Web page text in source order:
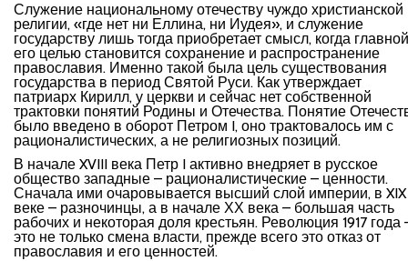
Служение национальному отечеству чуждо христианской
религии, «где нет ни Еллина, ни Иудея», и служение
государству лишь тогда приобретает смысл, когда главной
его целью становится сохранение и распространение
православия. Именно такой была цель существования
государства в период Святой Руси. Как утверждает
патриарх Кирилл, у церкви и сейчас нет собственной
трактовки понятий Родины и Отечества. Понятие
было введено в оборот Петром I, оно трактовалось им с
рационалистических, а не религиозных позиций.
В начале XVIII века Петр I активно внедряет в русское
общество западные – рационалистические – ценности.
Сначала ими очаровывается высший слой империи, в XIX
веке – разночинцы, а в начале ХХ века – большая часть
рабочих и некоторая доля крестьян. Революция 1917 года
это не только смена власти, прежде всего это отказ от
православия и его ценностей.